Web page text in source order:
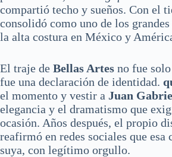
compartió techo y sueños. Con el
consolidó como uno de los
la alta costura en México y
El traje de Bellas Artes no fue
fue una declaración de identidad.
el momento y vestir a Juan
elegancia y el dramatismo que
ocasión. Años después, el propio
reafirmó en redes sociales que esa
suya, con legítimo orgullo.